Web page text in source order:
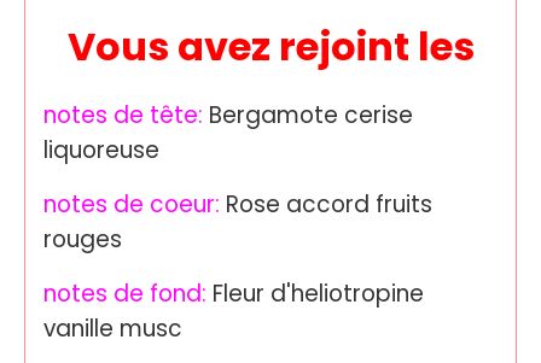
Vous avez rejoint les
notes de tête: Bergamote cerise
liquoreuse
notes de coeur: Rose accord fruits
rouges
notes de fond: Fleur d'heliotropine
vanille musc